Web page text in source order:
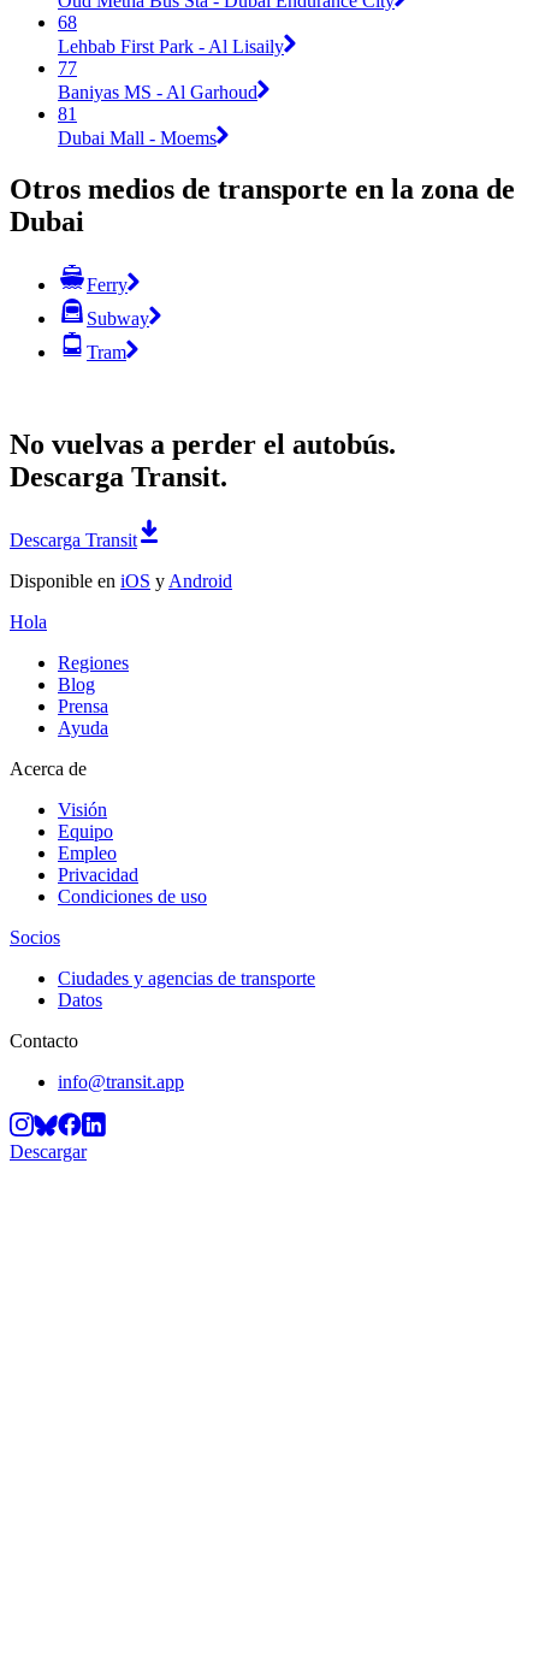
68
Lehbab First Park - Al Lisaily
77
Baniyas MS - Al Garhoud
81
Dubai Mall - Moems
Otros medios de transporte en la zona de
Dubai
Ferry
Subway
Tram
No vuelvas a perder el autobús.
Descarga Transit.
Descarga Transit
Disponible en iOS y Android
Hola
Regiones
Blog
Prensa
Ayuda
Acerca de
Visión
Equipo
Empleo
Privacidad
Condiciones de uso
Socios
Ciudades y agencias de transporte
Datos
Contacto
info@transit.app
Descargar